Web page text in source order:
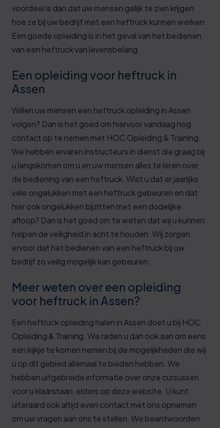
voordeel is dan dat uw mensen gelijk te zien krijgen
hoe ze bij uw bedrijf met een heftruck kunnen werken.
Een goede opleiding is in het geval van het bedienen
van een heftruck van levensbelang.
Een opleiding voor heftruck in
Assen
Willen uw mensen een heftruck opleiding in Assen
volgen? Dan is het goed om hiervoor vandaag nog
contact op te nemen met HOC Opleiding & Training.
We hebben ervaren instructeurs in dienst die graag bij
u langskomen om u en uw mensen alles te leren over
de bediening van een heftruck. Wist u dat er jaarlijks
vele ongelukken met een heftruck gebeuren en dat
hier ook ongelukken bijzitten met een dodelijke
afloop? Dan is het goed om te weten dat wij u kunnen
helpen de veiligheid in acht te houden. Wij zorgen
ervoor dat het bedienen van een heftruck bij uw
bedrijf zo veilig mogelijk kan gebeuren.
Meer weten over een opleiding
voor heftruck in Assen?
Een heftruck opleiding halen in Assen doet u bij HOC
Opleiding & Training. We raden u dan ook aan om eens
een kijkje te komen nemen bij de mogelijkheden die wij
u op dit gebied allemaal te bieden hebben. We
hebben uitgebreide informatie over onze cursussen
voor u klaarstaan, elders op deze website. U kunt
uiteraard ook altijd even contact met ons opnemen
om uw vragen aan ons te stellen. We beantwoorden